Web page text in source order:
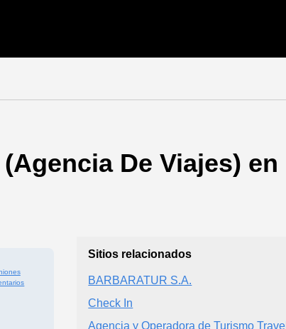
De Viajes) en
Sitios relacionados
BARBARATUR S.A.
Check In
Agencia y Operadora de Turismo Travel